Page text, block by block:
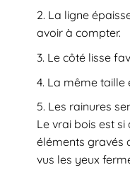
La ligne
avoir à compter.
Le côté lisse
La même taille
Les rainures
Le vrai bois est
éléments gravés
vus les yeux